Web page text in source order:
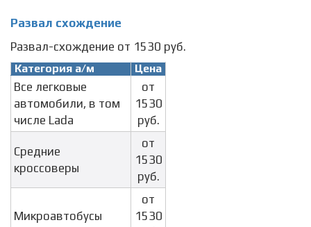
Развал схождение
Развал-схождение от 1530 руб.
Категория а/м Цена
Все легковые
автомобили, в том
числе Lada
от
1530
руб.
Средние
кроссоверы
от
1530
руб.
Микроавтобусы
от
1530